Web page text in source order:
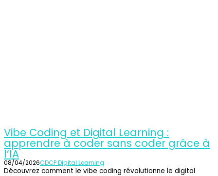
Vibe Coding et Digital Learning :
apprendre à coder sans coder grâce à
l’IA
08/04/2026CDCP Digital Learning
Découvrez comment le vibe coding révolutionne le digital